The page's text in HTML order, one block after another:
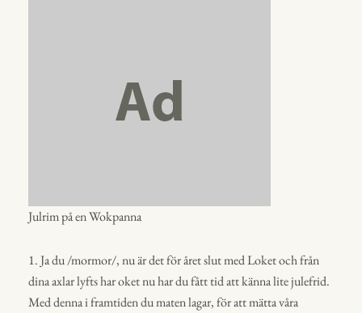
Julrim på en Wokpanna
1. Ja du /mormor/, nu är det för året slut med Loket och från
dina axlar lyfts har oket nu har du fått tid att känna lite julefrid.
Med denna i framtiden du maten lagar, för att mätta våra